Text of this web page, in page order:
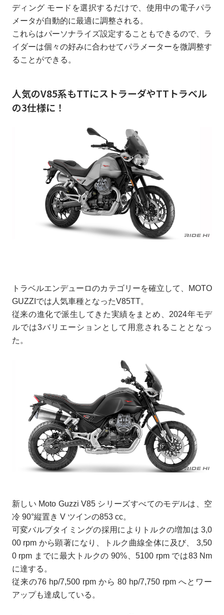
ディング モードを選択するだけで、使用中の電子パラ
メータが自動的に最適に調整される。
これらはパーソナライズ設定することもできるので、ラ
イダーは個々の好みに合わせてパラメーターを微調整す
ることができる。
人気のV85系もTTにストラーダやTTトラベル
の3仕様に！
トラベルエンデューロのカテゴリーを確立して、MOTO
GUZZIでは人気車種となったV85TT。
従来の進化で派生してきた実績をまとめ、2024年モデ
ルでは3バリエーションとして用意されることとなっ
た。
新しい Moto Guzzi V85 シリーズすべてのモデルは、空
冷 90°縦置き V ツインの853 cc。
可変バルブタイミングの採用によりトルクの増加は 3,0
00 rpm から顕著になり、トルク曲線全体に及び、 3,50
0 rpm までに最大トルクの 90%、5100 rpm では83 Nm
に達する。
従来の76 hp/7,500 rpm から 80 hp/7,750 rpm へとワー
アップも達成している。